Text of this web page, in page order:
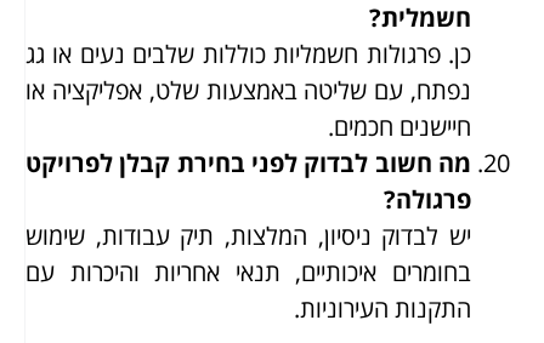
חשמלית?
כן. פרגולות חשמליות כוללות שלבים נעים או גג
נפתח, עם שליטה באמצעות שלט, אפליקציה או
חיישנים חכמים.
מה חשוב לבדוק לפני בחירת קבלן לפרויקט
פרגולה?
יש לבדוק ניסיון, המלצות, תיק עבודות, שימוש
בחומרים איכותיים, תנאי אחריות והיכרות עם
התקנות העירוניות.